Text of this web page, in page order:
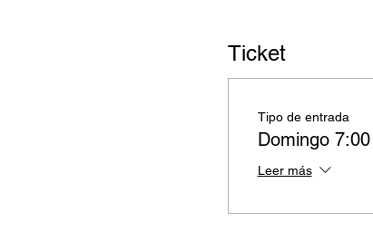
Ticket
Tipo de entrada
Domingo
Leer más